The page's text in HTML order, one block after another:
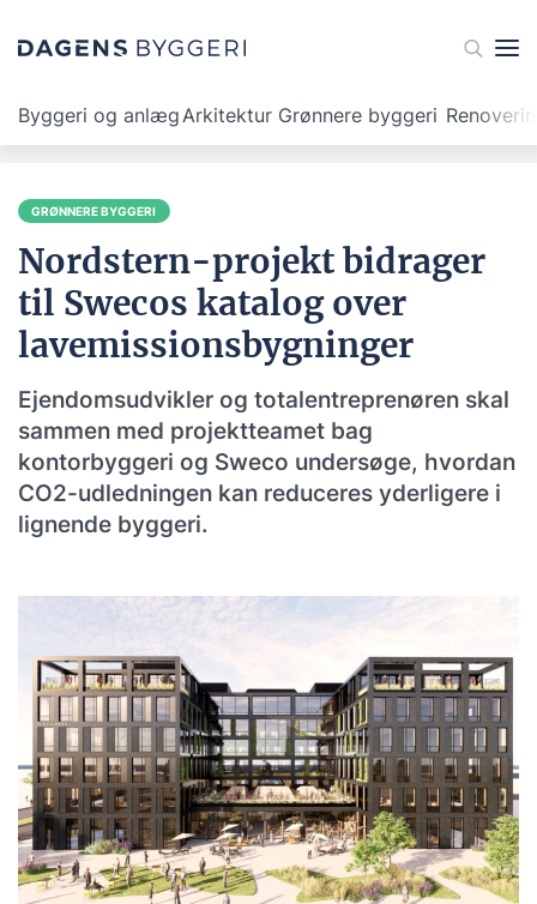
Byggeri og anlægArkitektur Grønnere byggeri
GRØNNERE BYGGERI
Nordstern-projekt bidrager
til Swecos katalog over
lavemissionsbygninger
Ejendomsudvikler og totalentreprenøren skal
sammen med projektteamet bag
kontorbyggeri og Sweco undersøge, hvordan
CO2-udledningen kan reduceres yderligere i
lignende byggeri.